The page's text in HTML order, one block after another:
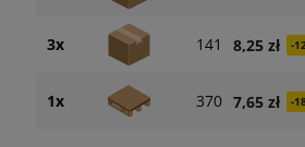
3x 141 8,25 zł -
1x 370 7,65 zł -